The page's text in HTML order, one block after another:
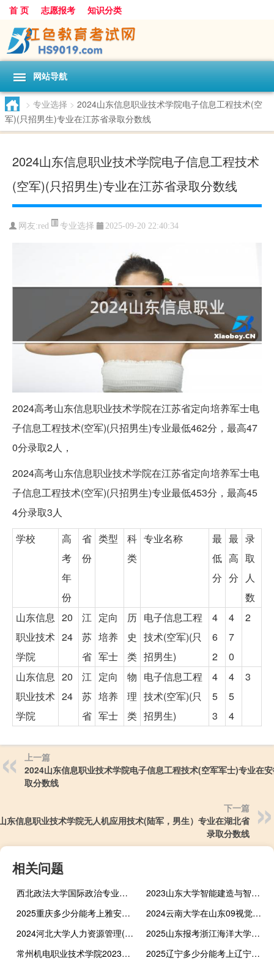
首 页 志愿报考 知识分类
网站导航
> 专业选择 > 2024山东信息职业技术学院电子信息工程技术(空
军)(只招男生)专业在江苏省录取分数线
2024山东信息职业技术学院电子信息工程技术
(空军)(只招男生)专业在江苏省录取分数线
网友:red 专业选择 2025-09-20 22:40:34
2024高考山东信息职业技术学院在江苏省定向培养军士电
子信息工程技术(空军)(只招男生)专业最低462分，最高47
0分录取2人，
2024高考山东信息职业技术学院在江苏省定向培养军士电
子信息工程技术(空军)(只招男生)专业最低453分，最高45
4分录取3人
学校
高
考
年
份
省
份
类型
科
类
专业名称
最
低
分
最
高
分
录
取
人
数
山东信息
职业技术
学院
20
24
江
苏
省
定向
培养
军士
历
史
类
电子信息工程
技术(空军)(只
招男生)
4
6
2
4
7
0
2
山东信息
职业技术
学院
20
24
江
苏
省
定向
培养
军士
物
理
类
电子信息工程
技术(空军)(只
招男生)
4
5
3
4
5
4
3
上一篇
2024山东信息职业技术学院电子信息工程技术(空军军士)专业在
取分数线
下一篇
东信息职业技术学院无人机应用技术(陆军，男生）专业在湖北省
录取分数线
相关问题
西北政法大学国际政治专业好不好 排名多少位 全国第26名
2023山东大学智能建造与智慧交通专业在吉林录取分数线 最低分578
2025重庆多少分能考上雅安职业技术学院 2024最低393分
2024云南大学在山东09视觉传达设计专业最低录取分数线 最低554.75分
2024河北大学人力资源管理(中外合作办学)专业哪个专业分数线最低
2025山东报考浙江海洋大学最低全省排名多少位
常州机电职业技术学院2023数字化设计与制造技术各省录取分数线
2025辽宁多少分能考上辽宁石化职业技术学院 2024最低369分